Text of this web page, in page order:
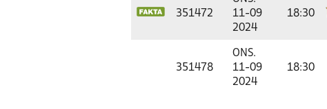
351472
11-09
2024
18:30
351478
ONS.
11-09
2024
18:30